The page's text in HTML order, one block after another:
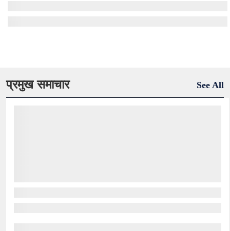
प्रमुख समाचार See All